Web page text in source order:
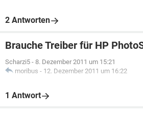
2 Antworten
Brauche Treiber für HP
Scharzi5 - 8. Dezember 2011 um 15:21
moribus - 12. Dezember 2011 um 16:22
1 Antwort